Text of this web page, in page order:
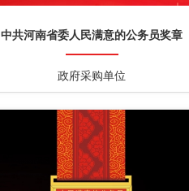
中共河南省委人民满意的公务员奖章
政府采购单位